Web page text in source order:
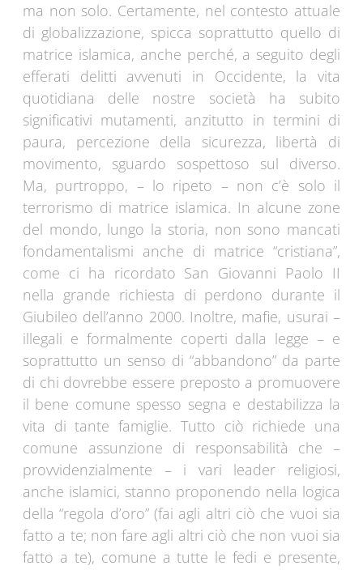
ma non solo. Certamente, nel contesto attuale
di globalizzazione, spicca soprattutto quello di
matrice islamica, anche perché, a seguito degli
efferati delitti avvenuti in Occidente, la vita
quotidiana delle nostre società ha subito
significativi mutamenti, anzitutto in termini di
paura, percezione della sicurezza, libertà di
movimento, sguardo sospettoso sul diverso.
Ma, purtroppo, – lo ripeto – non c’è solo il
terrorismo di matrice islamica. In alcune zone
del mondo, lungo la storia, non sono mancati
fondamentalismi anche di matrice “cristiana”,
come ci ha ricordato San Giovanni Paolo II
nella grande richiesta di perdono durante il
Giubileo dell’anno 2000. Inoltre, mafie, usurai –
illegali e formalmente coperti dalla legge – e
soprattutto un senso di “abbandono” da parte
di chi dovrebbe essere preposto a promuovere
il bene comune spesso segna e destabilizza la
vita di tante famiglie. Tutto ciò richiede una
comune assunzione di responsabilità che –
provvidenzialmente – i vari leader religiosi,
anche islamici, stanno proponendo nella logica
della “regola d’oro” (fai agli altri ciò che vuoi sia
fatto a te; non fare agli altri ciò che non vuoi sia
fatto a te), comune a tutte le fedi e presente,